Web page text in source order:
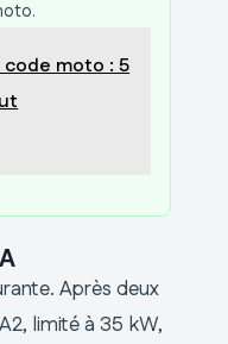
moto : 5
Après deux
limité à 35 kW,